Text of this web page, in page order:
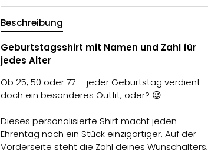
Beschreibung
Geburtstagsshirt mit Namen und Zahl für
jedes Alter
Ob 25, 50 oder 77 – jeder Geburtstag verdient
doch ein besonderes Outfit, oder? 😉
Dieses personalisierte Shirt macht jeden
Ehrentag noch ein Stück einzigartiger. Auf der
Vorderseite steht die Zahl deines Wunschalters,